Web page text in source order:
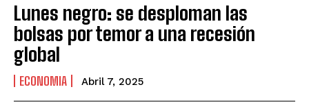
Lunes negro: se desploman las
bolsas por temor a una recesión
global
ECONOMIA Abril 7, 2025